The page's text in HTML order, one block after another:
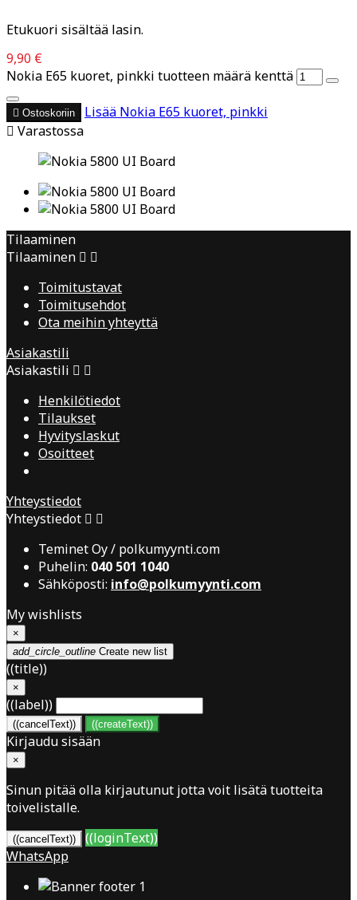
Etukuori sisältää lasin.
9,90 €
Nokia E65 kuoret, pinkki tuotteen määrä kenttä
 Ostoskoriin Lisää Nokia E65 kuoret, pinkki
 Varastossa
Tilaaminen
Tilaaminen  
Toimitustavat
Toimitusehdot
Ota meihin yhteyttä
Asiakastili
Asiakastili  
Henkilötiedot
Tilaukset
Hyvityslaskut
Osoitteet
Yhteystiedot
Yhteystiedot  
Teminet Oy / polkumyynti.com
Puhelin: 040 501 1040
Sähköposti: info@polkumyynti.com
My wishlists
×
add_circle_outline Create new list
((title))
×
((label))
((cancelText)) ((createText))
Kirjaudu sisään
×
Sinun pitää olla kirjautunut jotta voit lisätä tuotteita
toivelistalle.
((cancelText))
((loginText))
WhatsApp